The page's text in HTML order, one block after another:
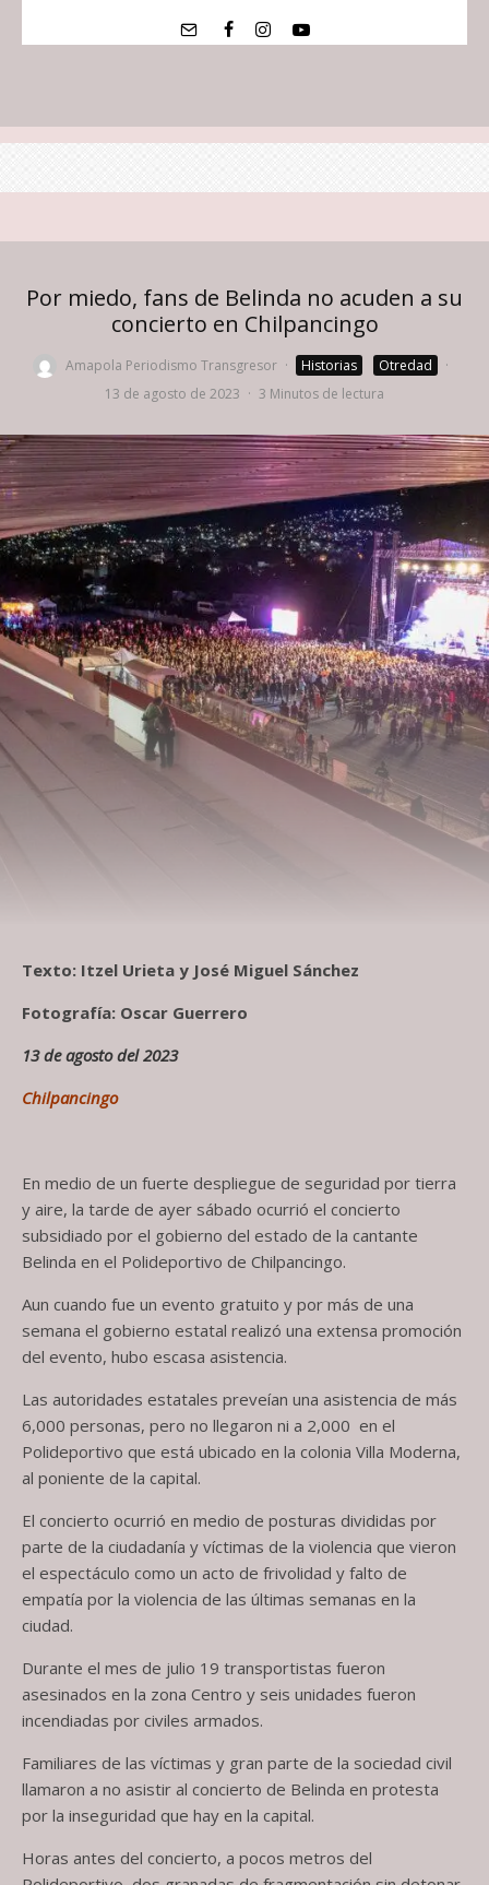
Por miedo, fans de Belinda no acuden a su
concierto en Chilpancingo
Amapola Periodismo Transgresor · Historias Otredad
·
13 de agosto de 2023 · 3 Minutos de lectura
Texto: Itzel Urieta y José Miguel Sánchez
Fotografía: Oscar Guerrero
13 de agosto del 2023
Chilpancingo
En medio de un fuerte despliegue de seguridad por tierra
y aire, la tarde de ayer sábado ocurrió el concierto
subsidiado por el gobierno del estado de la cantante
Belinda en el Polideportivo de Chilpancingo.
Aun cuando fue un evento gratuito y por más de una
semana el gobierno estatal realizó una extensa promoción
del evento, hubo escasa asistencia.
Las autoridades estatales preveían una asistencia de más
6,000 personas, pero no llegaron ni a 2,000 en el
Polideportivo que está ubicado en la colonia Villa Moderna,
al poniente de la capital.
El concierto ocurrió en medio de posturas divididas por
parte de la ciudadanía y víctimas de la violencia que vieron
el espectáculo como un acto de frivolidad y falto de
empatía por la violencia de las últimas semanas en la
ciudad.
Durante el mes de julio 19 transportistas fueron
asesinados en la zona Centro y seis unidades fueron
incendiadas por civiles armados.
Familiares de las víctimas y gran parte de la sociedad civil
llamaron a no asistir al concierto de Belinda en protesta
por la inseguridad que hay en la capital.
Horas antes del concierto, a pocos metros del